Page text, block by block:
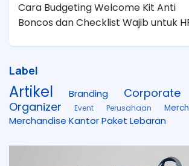
Cara Budgeting Welcome Kit Anti
Boncos dan Checklist Wajib untuk
Label
Artikel Branding
Organizer
Event Perusahaan
Merchandise KantorPaket Lebaran